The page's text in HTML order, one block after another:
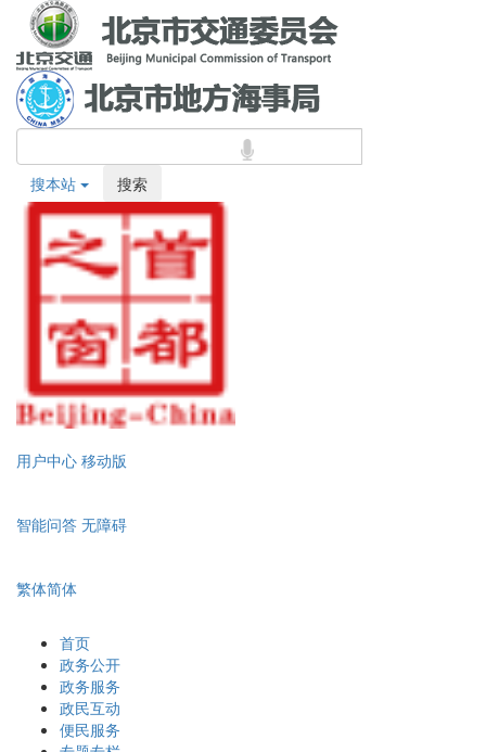
搜本站 搜索
用户中心 移动版
智能问答 无障碍
繁体简体
首页
政务公开
政务服务
政民互动
便民服务